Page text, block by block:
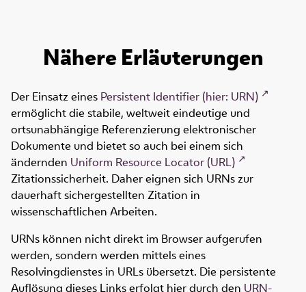
Nähere Erläuterungen
Der Einsatz eines Persistent Identifier (hier: URN)
ermöglicht die stabile, weltweit eindeutige und
ortsunabhängige Referenzierung elektronischer
Dokumente und bietet so auch bei einem sich
ändernden Uniform Resource Locator (URL)
Zitationssicherheit. Daher eignen sich URNs zur
dauerhaft sichergestellten Zitation in
wissenschaftlichen Arbeiten.
URNs können nicht direkt im Browser aufgerufen
werden, sondern werden mittels eines
Resolvingdienstes in URLs übersetzt. Die persistente
Auflösung dieses Links erfolgt hier durch den URN-